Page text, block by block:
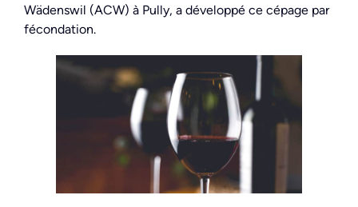
Wädenswil (ACW) à Pully, a développé ce cépage par
fécondation.